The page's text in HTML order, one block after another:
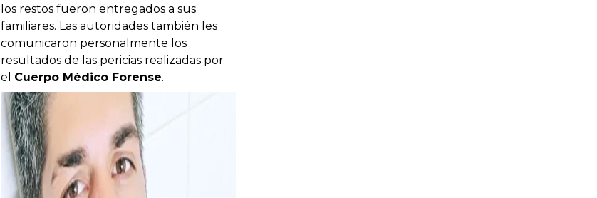
los restos fueron entregados a sus
familiares. Las autoridades también les
comunicaron personalmente los
resultados de las pericias realizadas por
el Cuerpo Médico Forense.